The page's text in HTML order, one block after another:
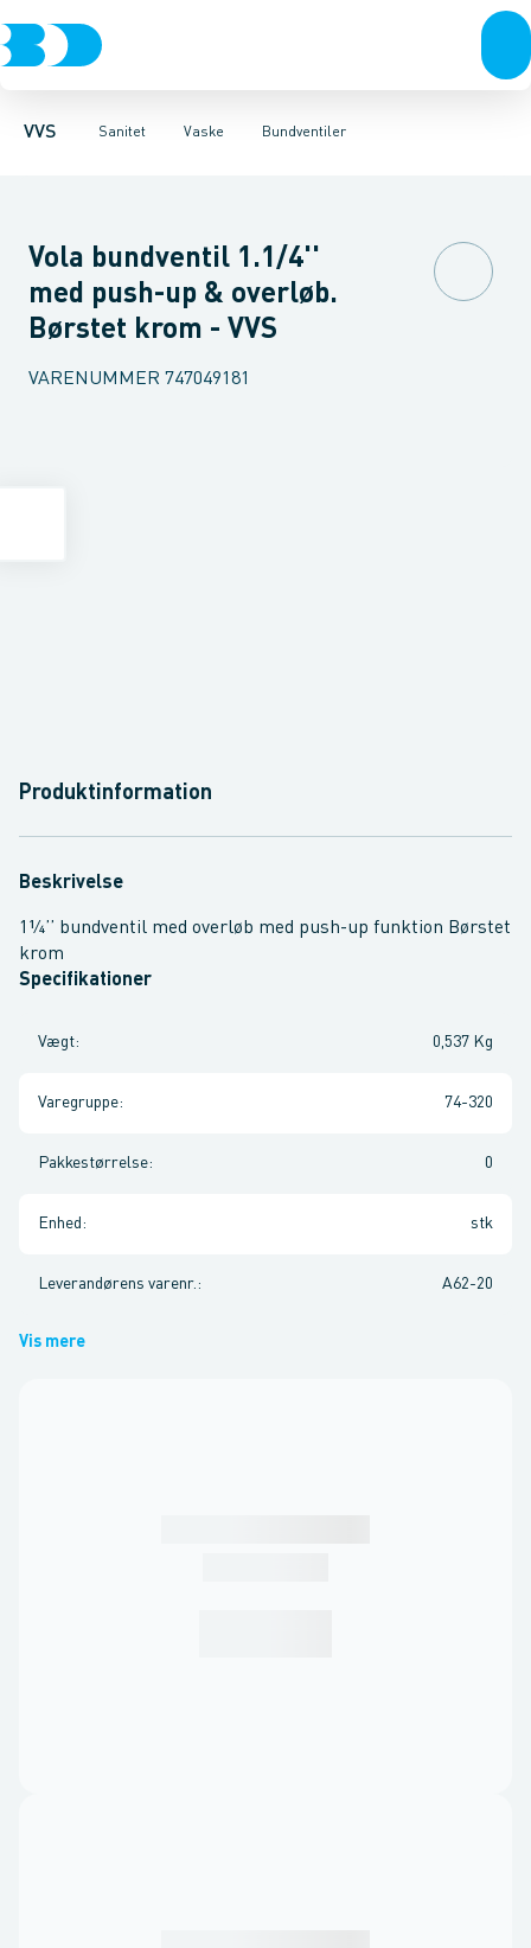
VVS Sanitet
Rør & fittingsPressfittings & rørKuglehaner & ventiler
Vaske
Toiletter, sæder og cisterner VaskeArmaturer
Bundventiler
KøkkenvaskeHåndvaskeStålhåndvaskeVaskerender
Vola bundventil 1.1/4''
med push-up & overløb.
Børstet krom - VVS
VARENUMMER 747049181
Produktinformation
Beskrivelse
1¼’’ bundventil med overløb med push-up funktion Børstet
krom
Specifikationer
Vægt: 0,537 Kg
Varegruppe: 74-320
Pakkestørrelse: 0
Enhed : stk
Leverandørens varenr. : A62-20
Vis mere